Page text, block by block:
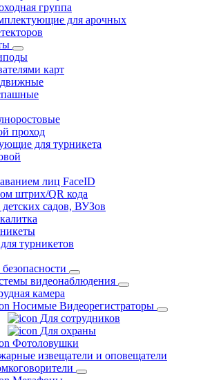
группа
для арочных
карт
проход
для турникета
лиц FaceID
штрих/QR кода
садов, ВУЗов
турникетов
видеонаблюдения
камера
Носимые Видеорегистраторы
Для сотрудников
Для охраны
Фотоловушки
извещатели и оповещатели